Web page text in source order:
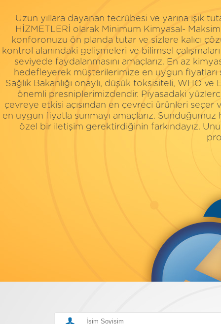
Uzun yıllara dayanan tecrübesi ve yarına ışık
HİZMETLERİ olarak Minimum Kimyasal-
konforonuzu ön planda tutar ve sizlere kalıcı
kontrol alanındaki gelişmeleri ve bilimsel
seviyede faydalanmasını amaçlarız. En az
hedefleyerek müşterilerimize en uygun fiyatları
Sağlık Bakanlığı onaylı, düşük toksisiteli, WHO
önemli presniplerimizdendir. Piyasadaki
çevreye etkisi açısından en çevreci ürünleri
en uygun fiyatla sunmayı amaçlarız.
özel bir iletişim gerektirdiğinin farkındayız.